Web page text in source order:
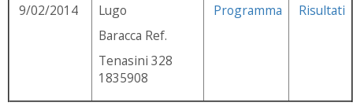
9/02/2014
Lugo
Baracca Ref.
Tenasini 328
1835908
Programma Risultati